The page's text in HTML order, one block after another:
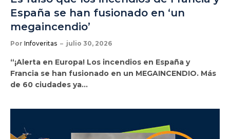
España se han fusionado en ‘un
megaincendio’
Por Infoveritas julio 30, 2026
“¡Alerta en Europa! Los incendios en España y
Francia se han fusionado en un MEGAINCENDIO. Más
de 60 ciudades ya…